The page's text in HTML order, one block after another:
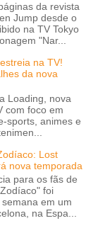
da revista
Jump desde o
na TV Tokyo
"Nar...
na TV!
da nova
Loading, nova
com foco em
sports, animes e
Lost
nova temporada
para os fãs de
foi
em um
na Espa...